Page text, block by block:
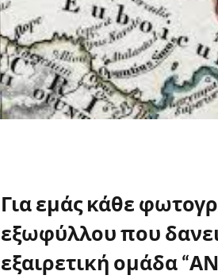
Για εμάς κάθε
εξωφύλλου που
εξαιρετική ομάδα